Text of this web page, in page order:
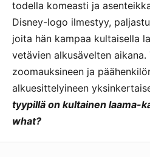
todella komeasti ja
Disney-logo ilmestyy,
joita hän kampaa kultaisella
vetävien alkusävelten
zoomauksineen ja
alkuesittelyineen
tyypillä on kultainen laama-
what?